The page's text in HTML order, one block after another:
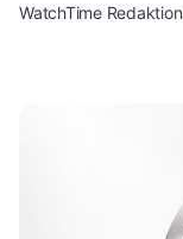
WatchTime Redaktion